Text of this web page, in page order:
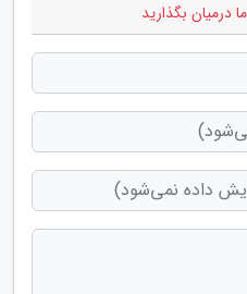
درمیان بگذارید